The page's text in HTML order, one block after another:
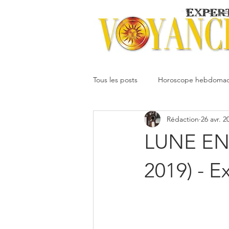
Tous les posts Horoscope
Votre communauté
Oracledesmiroirs
LUNE
2019) -
Rédaction 26 avr.